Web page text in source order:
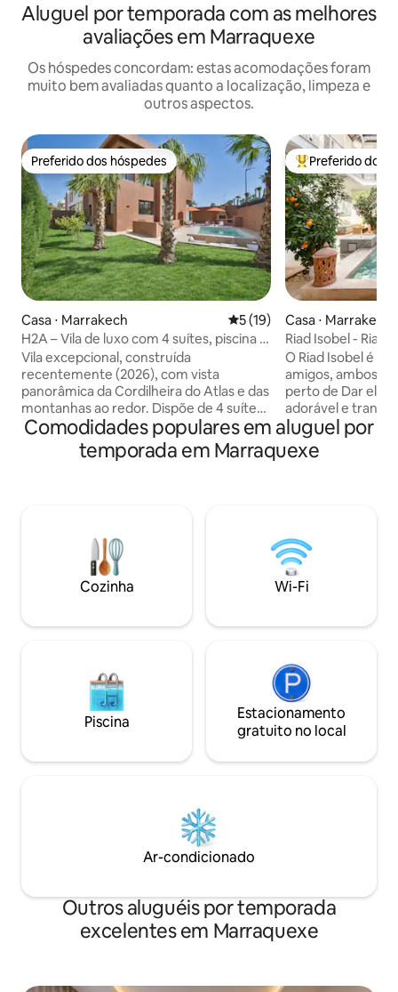
Aluguel por temporada com as melhores
avaliações em Marraquexe
Os hóspedes concordam: estas acomodações foram
muito bem avaliadas quanto a localização, limpeza e
outros aspectos.
Preferido dos hóspedes
Preferido dos hóspedes
Casa ⋅ Marrakech 5 de uma avaliação média
5 (19)
H2A – Vila de luxo com 4 suítes, piscina e
sala de cinema
Vila excepcional, construída
recentemente (2026), com vista
panorâmica da Cordilheira do Atlas e das
montanhas ao redor. Dispõe de 4 suítes
elegantes com banheiro privativo e
camas king size (180 x 200). Sala de estar
dupla bem iluminada, sala de cinema
metros. É o lugar perfeito para desfrutar
de uma estadia luxuosa em total
tranquilidade, com a família ou amigos,
em um ambiente calmo e requintado.
Entre os
Preferido dos
Casa ⋅ Marrakech
Riad Isobel - Riad
acomoda 8
O Riad Isobel é
amigos, ambos
perto de Dar el
adorável e
exclusiva dentro
renovado para
projetado para
aquecimento
Recentemente
melhores AirBnbs
Condé Nast
Comodidades populares em aluguel por
temporada em Marraquexe
Cozinha Wi-Fi
Piscina
Estacionamento
gratuito no local
Ar-condicionado
Outros aluguéis por temporada
excelentes em Marraquexe